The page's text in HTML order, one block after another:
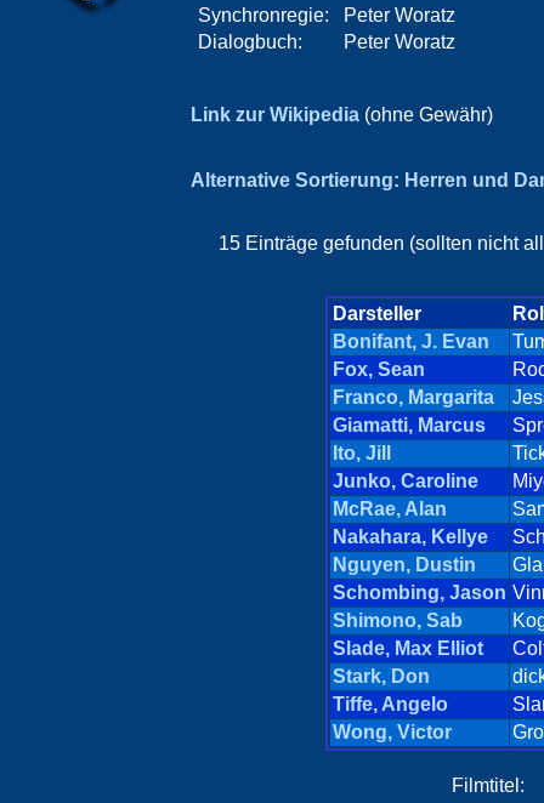
Synchronregie:
Peter Woratz
Dialogbuch:
Peter Woratz
Link zur Wikipedia (ohne Gewähr)
Alternative Sortierung: Herren und
15 Einträge gefunden (sollten nicht
Darsteller
Bonifant, J. Evan
Fox, Sean
Franco, Margarita
Giamatti, Marcus
Ito, Jill
Junko, Caroline
McRae, Alan
Nakahara, Kellye
Nguyen, Dustin
Schombing, Jason
Shimono, Sab
Slade, Max Elliot
Stark, Don
Tiffe, Angelo
Wong, Victor
Filmtitel: